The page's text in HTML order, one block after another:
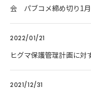
会 パブコメ締め切り1
2022/01/21
ヒグマ保護管理計画に
2021/12/31